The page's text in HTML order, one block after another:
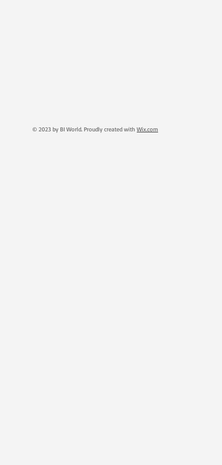
© 2023 by BI World. Proudly created with Wix.com